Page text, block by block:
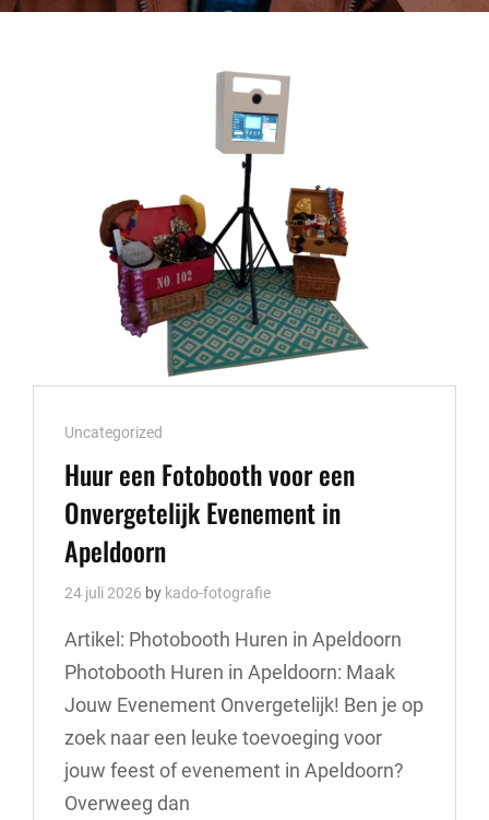
Cat
Links
Uncategorized
Huur een Fotobooth voor een
Onvergetelijk Evenement in
Apeldoorn
24 juli 2026 by kado-fotografie
Artikel: Photobooth Huren in Apeldoorn
Photobooth Huren in Apeldoorn: Maak
Jouw Evenement Onvergetelijk! Ben je op
zoek naar een leuke toevoeging voor
jouw feest of evenement in Apeldoorn?
Overweeg dan